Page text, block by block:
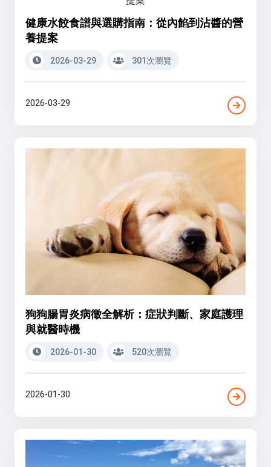
健康水餃食譜與選購指南：從內餡到沾醬的營
養提案
2026-03-29 301次瀏覽
2026-03-29
狗狗腸胃炎病徵全解析：症狀判斷、家庭護理
與就醫時機
2026-01-30 520次瀏覽
2026-01-30